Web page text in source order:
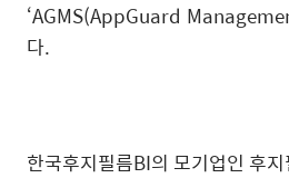
‘AGMS(AppGuard
다.
한국후지필름BI의 모기업인 후